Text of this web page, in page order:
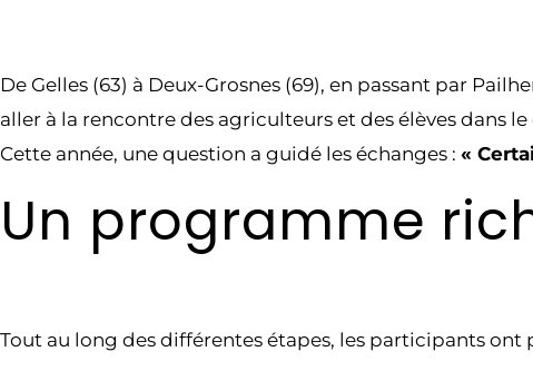
De Gelles (63) à Deux-Grosnes (69), en passant par
aller à la rencontre des agriculteurs et des élèves dans
Cette année, une question a guidé les échanges : «
Un programme
Tout au long des différentes étapes, les participants